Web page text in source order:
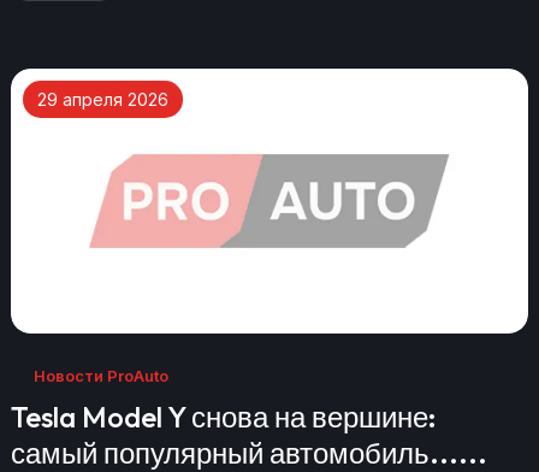
29 апреля 2026
Новости ProAuto
Tesla Model Y снова на вершине:
самый популярный автомобиль......